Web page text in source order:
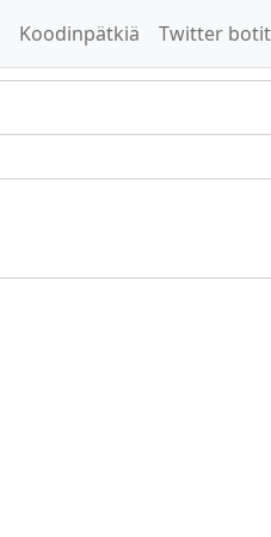
Koodinpätkiä Twitter botit